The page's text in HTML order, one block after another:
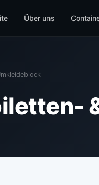
Über uns